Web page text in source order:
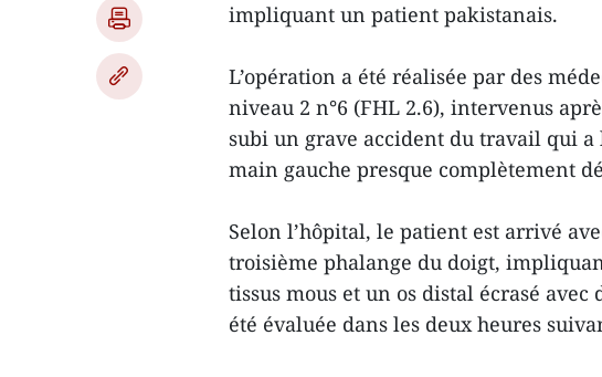
impliquant un patient pakistanais.
L’opération a été réalisée par des
niveau 2 n°6 (FHL 2.6), intervenus
subi un grave accident du travail qui a
main gauche presque complètement
Selon l’hôpital, le patient est arrivé
troisième phalange du doigt,
tissus mous et un os distal écrasé
été évaluée dans les deux heures